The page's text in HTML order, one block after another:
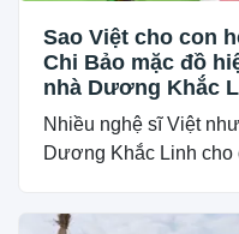
Sao Việt cho con
Chi Bảo mặc đồ
nhà Dương Khắc
Nhiều nghệ sĩ Việt
Dương Khắc Linh cho